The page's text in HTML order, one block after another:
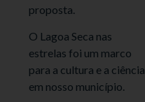
proposta.
O Lagoa Seca nas
estrelas foi um marco
para a cultura e a ciência
em nosso município.